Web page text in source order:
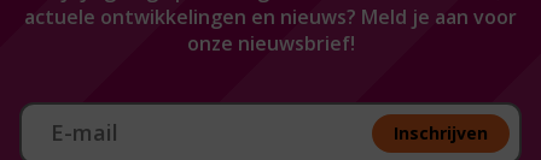
actuele ontwikkelingen en nieuws? Meld je aan voor
onze nieuwsbrief!
Aan melden nieuwsbrief Inschrijven